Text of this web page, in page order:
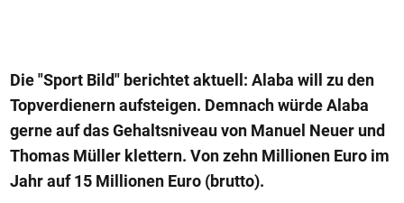
Die "Sport Bild" berichtet aktuell: Alaba will zu den
Topverdienern aufsteigen. Demnach würde Alaba
gerne auf das Gehaltsniveau von Manuel Neuer und
Thomas Müller klettern. Von zehn Millionen Euro im
Jahr auf 15 Millionen Euro (brutto).